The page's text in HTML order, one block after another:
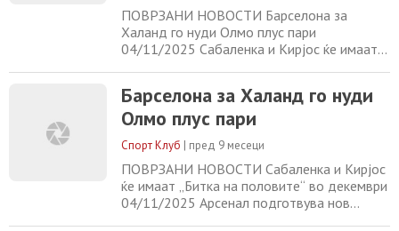
ПОВРЗАНИ НОВОСТИ Барселона за
Халанд го нуди Олмо плус пари
04/11/2025 Сабаленка и Кирјос ќе имаат
рекорден договор за Букаја Сака
04/11/2025 Мартин Томовски е најдобар
голман во втората Бундеслига!
04/11/2025
Барселона за Халанд го нуди
Олмо плус пари
Спорт Клуб | пред 9 месеци
ПОВРЗАНИ НОВОСТИ Сабаленка и Кирјос
ќе имаат „Битка на половите“ во декември
04/11/2025 Арсенал подготвува нов